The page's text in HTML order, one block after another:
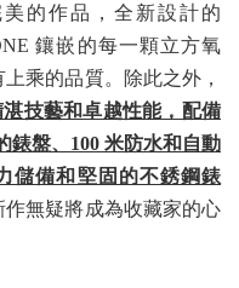
的作品，全新設計的
鑲嵌的每一顆立方氧
乘的品質。除此之外，
技藝和卓越性能，配備
錶盤、100 米防水和自動
儲備和堅固的不銹鋼錶
無疑將成為收藏家的心